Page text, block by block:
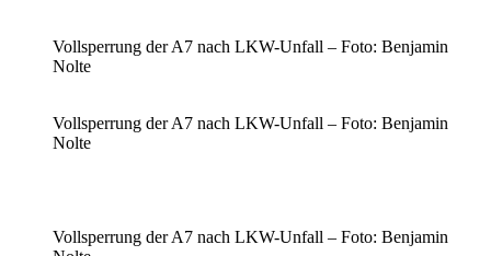
Vollsperrung der A7 nach LKW-Unfall – Foto: Benjamin
Nolte
Vollsperrung der A7 nach LKW-Unfall – Foto: Benjamin
Nolte
Vollsperrung der A7 nach LKW-Unfall – Foto: Benjamin